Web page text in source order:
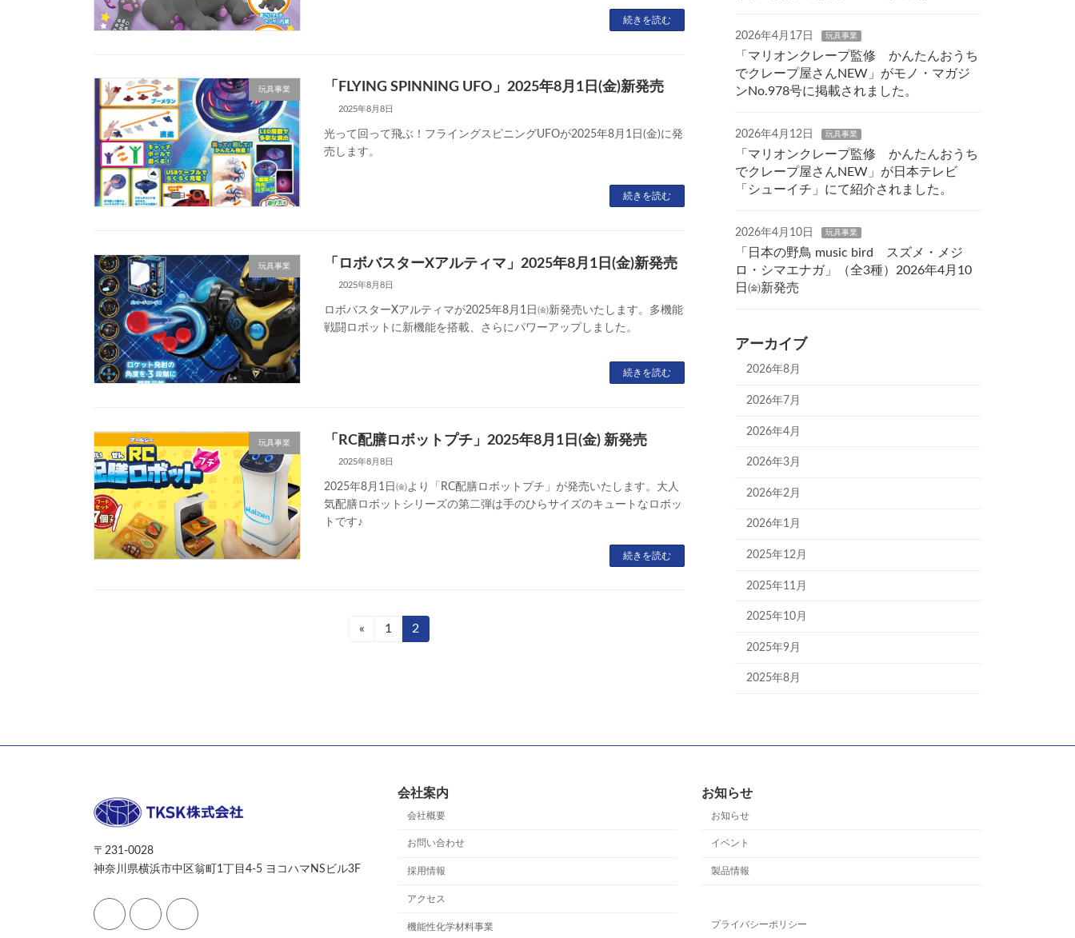
続きを読む
玩具事業 「FLYING SPINNING UFO」2025年8月1日(金)新発売
2025年8月8日
光って回って飛ぶ！フライングスピニングUFOが2025年8月1日(金)に発
売します。
続きを読む
玩具事業 「ロボバスターXアルティマ」2025年8月1日(金)新発売
2025年8月8日
ロボバスターXアルティマが2025年8月1日㈮新発売いたします。多機能
戦闘ロボットに新機能を搭載、さらにパワーアップしました。
続きを読む
玩具事業 「RC配膳ロボットプチ」2025年8月1日(金) 新発売
2025年8月8日
2025年8月1日㈮より「RC配膳ロボットプチ」が発売いたします。大人
気配膳ロボットシリーズの第二弾は手のひらサイズのキュートなロボッ
トです♪
続きを読む
送
り
«
固
1
固
定
2
2026年4月17日 玩具事業
「マリオンクレープ監修 かんたんおうち
でクレープ屋さんNEW」がモノ・マガジ
ンNo.978号に掲載されました。
2026年4月12日 玩具事業
「マリオンクレープ監修 かんたんおうち
でクレープ屋さんNEW」が日本テレビ
「シューイチ」にて紹介されました。
2026年4月10日 玩具事業
「日本の野鳥 music bird スズメ・メジ
ロ・シマエナガ」（全3種）2026年4月10
日㈮新発売
アーカイブ
2026年8月
2026年7月
2026年4月
2026年3月
2026年2月
2026年1月
2025年12月
2025年11月
2025年10月
2025年9月
2025年8月
〒231-0028
神奈川県横浜市中区翁町1丁目4-5 ヨコハマNSビル3F
会社案内
会社概要
お問い合わせ
採用情報
アクセス
機能性化学材料事業
お知らせ
お知らせ
イベント
製品情報
プライバシーポリシー